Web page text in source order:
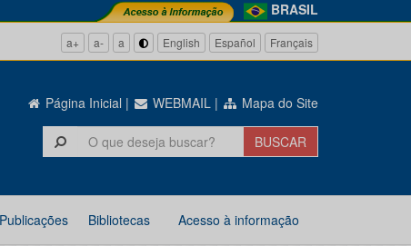
BRASIL
a+ a- a English Español Français
Página Inicial | WEBMAIL | Mapa do Site
Publicações Bibliotecas Acesso à informação